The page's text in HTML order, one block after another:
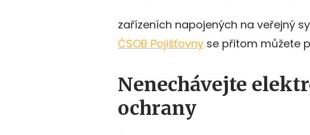
zařízeních napojených na veřejný
ČSOB Pojišťovny se přitom můžete
Nenechávejte
ochrany